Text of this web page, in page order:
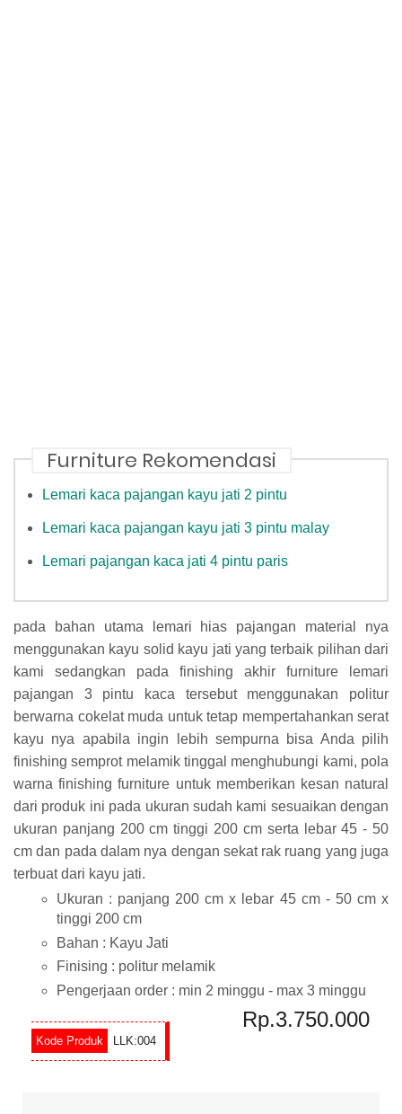
Furniture Rekomendasi
Lemari kaca pajangan kayu jati 2 pintu
Lemari kaca pajangan kayu jati 3 pintu malay
Lemari pajangan kaca jati 4 pintu paris
pada bahan utama lemari hias pajangan material nya
menggunakan kayu solid kayu jati yang terbaik pilihan dari
kami sedangkan pada finishing akhir furniture lemari
pajangan 3 pintu kaca tersebut menggunakan politur
berwarna cokelat muda untuk tetap mempertahankan serat
kayu nya apabila ingin lebih sempurna bisa Anda pilih
finishing semprot melamik tinggal menghubungi kami, pola
warna finishing furniture untuk memberikan kesan natural
dari produk ini pada ukuran sudah kami sesuaikan dengan
ukuran panjang 200 cm tinggi 200 cm serta lebar 45 - 50
cm dan pada dalam nya dengan sekat rak ruang yang juga
terbuat dari kayu jati.
Ukuran : panjang 200 cm x lebar 45 cm - 50 cm x
tinggi 200 cm
Bahan : Kayu Jati
Finising : politur melamik
Pengerjaan order : min 2 minggu - max 3 minggu
LLK:004
Rp.3.750.000